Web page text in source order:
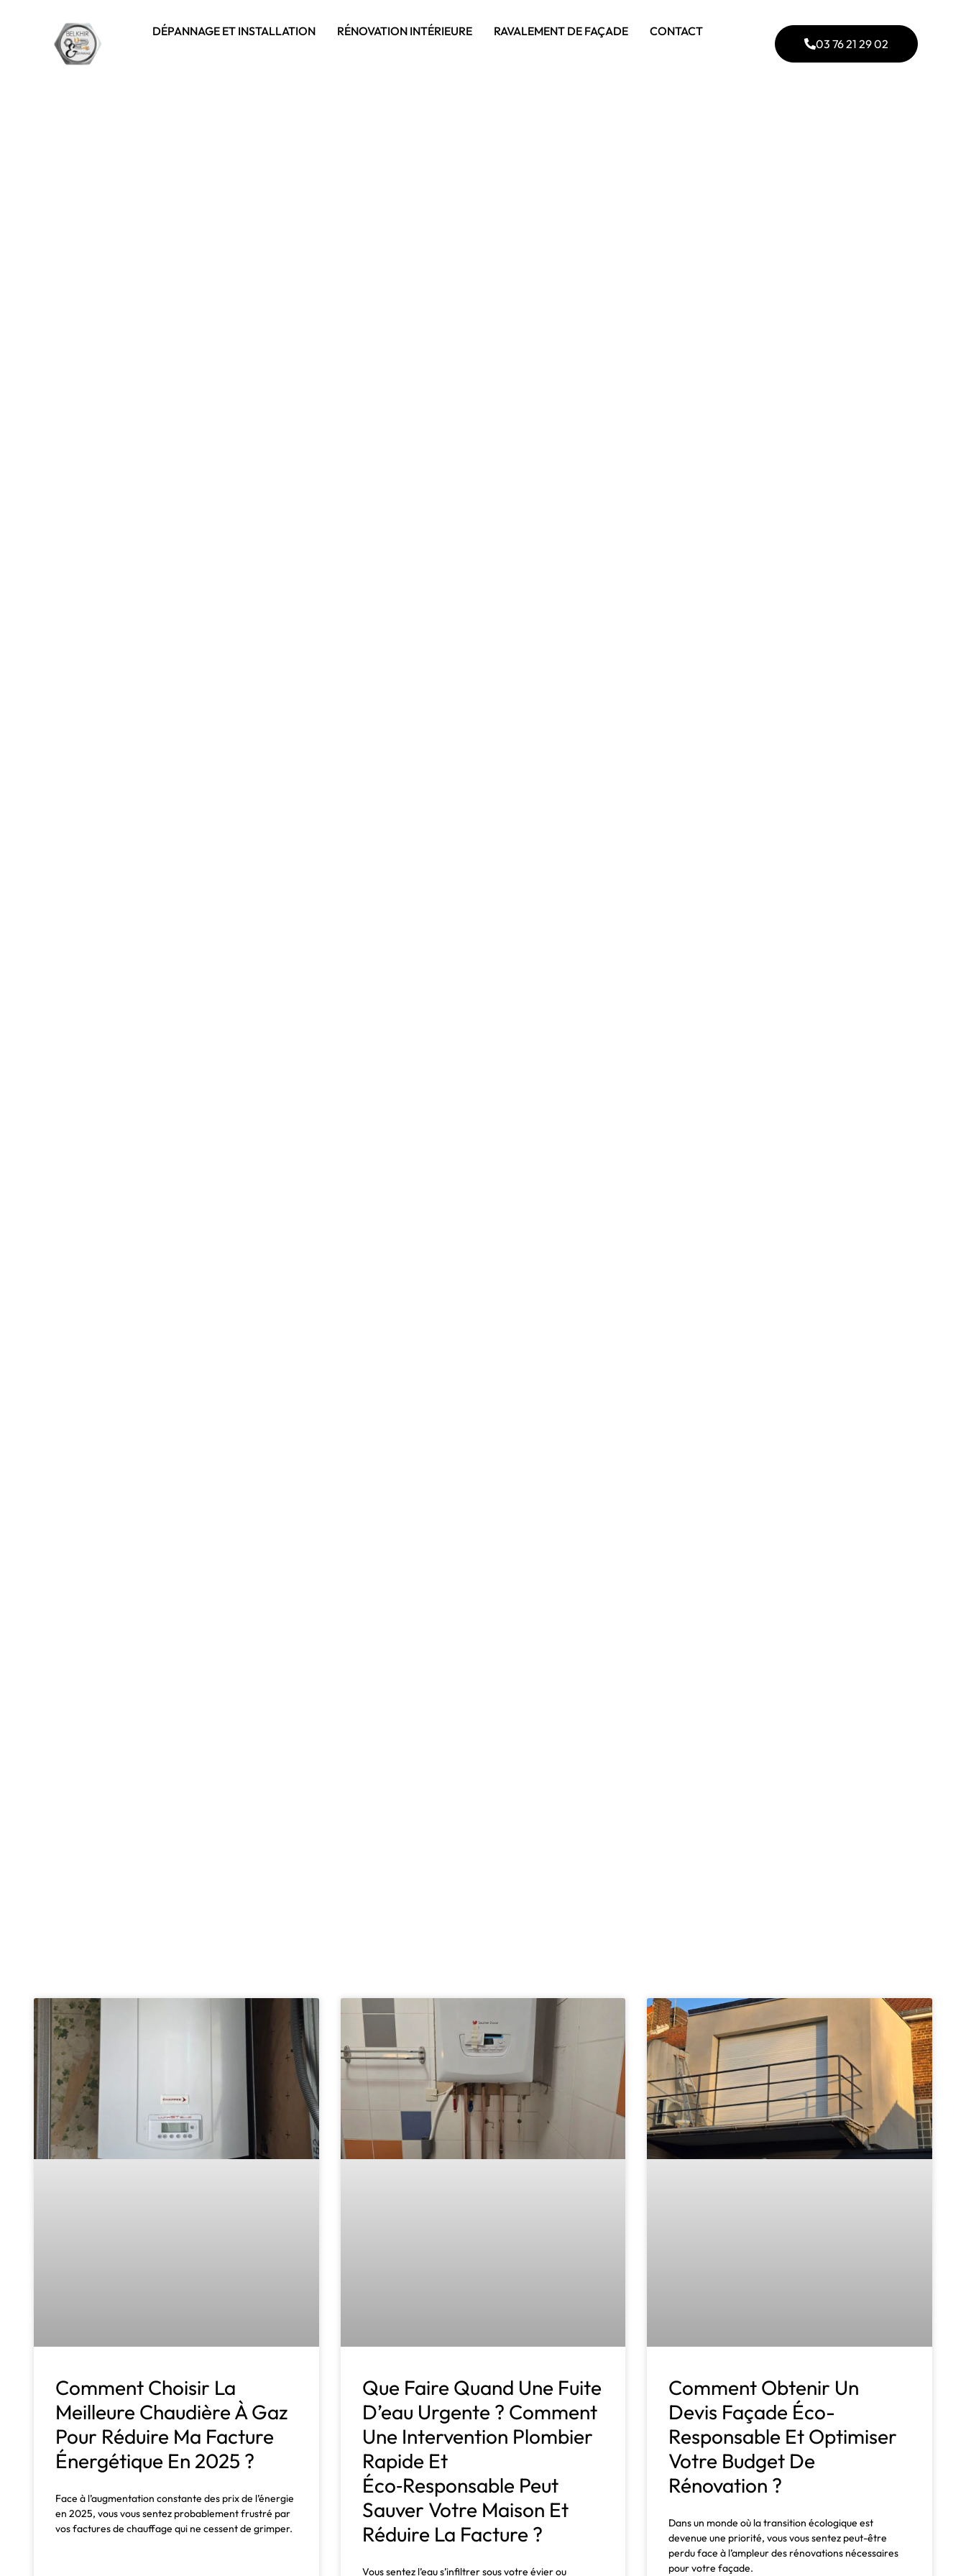
DÉPANNAGE ET INSTALLATION RÉNOVATION INTÉRIEURE RAVALEMENT DE FAÇADE
CONTACT
03 76 21 29 02
Comment Choisir La
Meilleure Chaudière À Gaz
Pour Réduire Ma Facture
Énergétique En 2025 ?
Face à l’augmentation constante des prix de l’énergie
en 2025, vous vous sentez probablement frustré par
vos factures de chauffage qui ne cessent de grimper.
Que Faire Quand Une Fuite
D’eau Urgente ? Comment
Une Intervention Plombier
Rapide Et
Éco‑responsable Peut
Sauver Votre Maison Et
Réduire La Facture ?
Vous sentez l’eau s’infiltrer sous votre évier ou
Comment Obtenir Un
Devis Façade Éco-
Responsable Et Optimiser
Votre Budget De
Rénovation ?
Dans un monde où la transition écologique est
devenue une priorité, vous vous sentez peut-être
perdu face à l’ampleur des rénovations nécessaires
pour votre façade.